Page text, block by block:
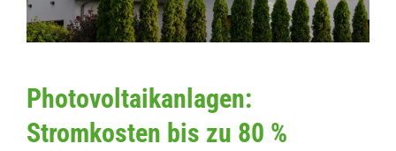
Photovoltaikanlagen:
Stromkosten bis zu 80 %